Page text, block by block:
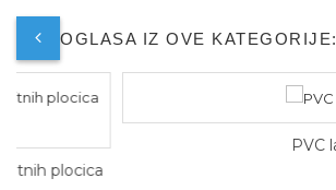
JOŠ OGLASA IZ OVE KATEGORIJE:
PVC lamperija